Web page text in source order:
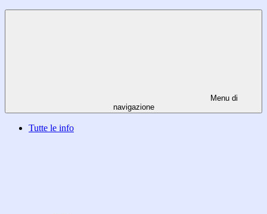
Menu di
navigazione
Tutte le info